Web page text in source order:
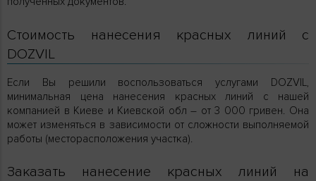
Стоимость нанесения красных линий с
DOZVIL
Если Вы решили воспользоваться услугами DOZVIL,
минимальная цена нанесения красных линий с нашей
компанией в Киеве и Киевской обл – от 3 000 гривен. Она
может изменяться в зависимости от сложности выполняемой
работы (месторасположения участка).
Заказать нанесение красных линий на